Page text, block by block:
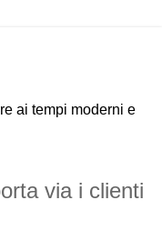
ai tempi moderni e
via i clienti